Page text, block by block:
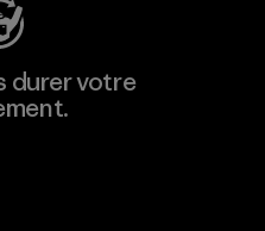
durer votre